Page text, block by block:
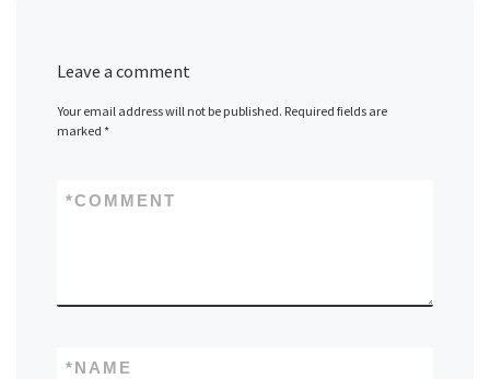
Leave a comment
Your email address will not be published. Required fields are
marked *
COMMENT
*
NAME
*